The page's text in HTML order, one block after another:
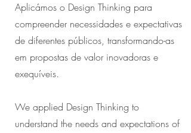
Aplicámos o Design Thinking para
compreender necessidades e expectativas
de diferentes públicos, transformando-as
em propostas de valor inovadoras e
exequíveis.
We applied Design Thinking to
understand the needs and expectations of